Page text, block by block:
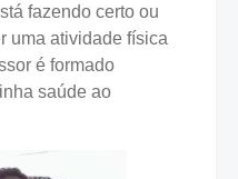
fazendo certo ou
uma atividade física
é formado
saúde ao